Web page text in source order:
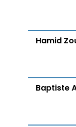
Hamid
Baptiste